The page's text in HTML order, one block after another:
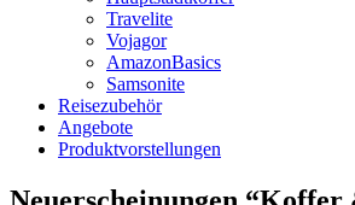
Travelite
Vojagor
AmazonBasics
Samsonite
Reisezubehör
Angebote
Produktvorstellungen